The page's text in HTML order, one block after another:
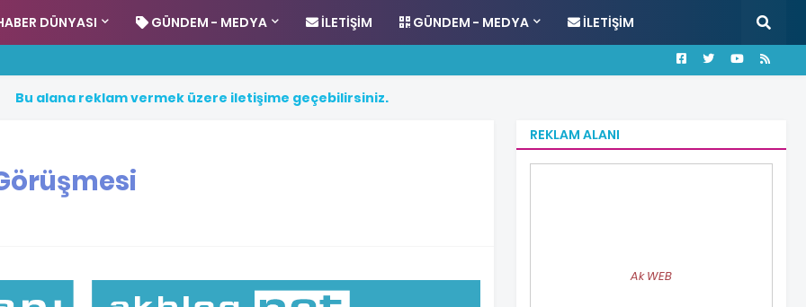
DÜNYASI GÜNDEM - MEDYA İLETIŞIM GÜNDEM - MEDYA İLETIŞIM
Bu alana reklamvermek üzere iletişime geçebilirsiniz.
REKLAM ALANI
Ak WEB